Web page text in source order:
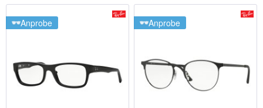
Anprobe Anprobe